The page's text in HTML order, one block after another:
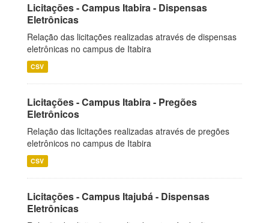
Licitações - Campus Itabira - Dispensas
Eletrônicas
Relação das licitações realizadas através de dispensas
eletrônicas no campus de Itabira
CSV
Licitações - Campus Itabira - Pregões
Eletrônicos
Relação das licitações realizadas através de pregões
eletrônicos no campus de Itabira
CSV
Licitações - Campus Itajubá - Dispensas
Eletrônicas